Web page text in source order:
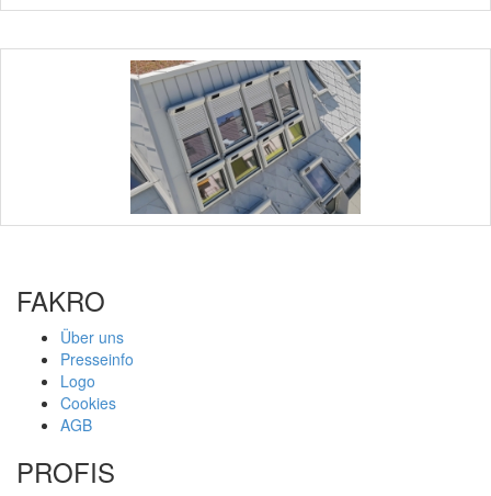
FAKRO
Über uns
Presseinfo
Logo
Cookies
AGB
PROFIS